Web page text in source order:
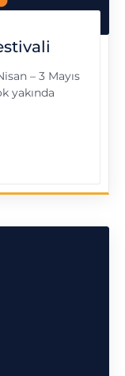
– 3 Mayıs
yakında